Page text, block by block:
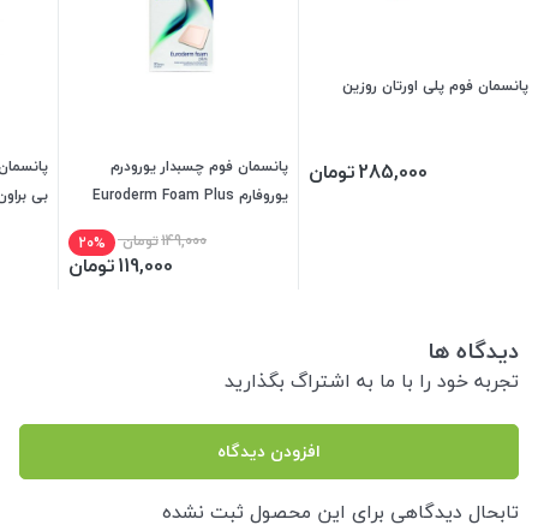
پانسمان فوم پلی اورتان روزین
285,000تومان
پانسمان فوم چسبدار یورودرم
یوروفارم Euroderm Foam Plus
149,000تومان 20%
119,000تومان
دیدگاه ها
تجربه خود را با ما به اشتراگ بگذارید
افزودن دیدگاه
تابحال دیدگاهی برای این محصول ثبت نشده